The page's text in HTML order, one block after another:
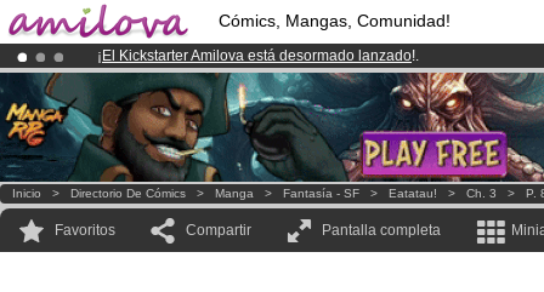
Cómics, Mangas, Comunidad!
¡ El Kickstarter Amilova está desormado lanzado!.
¡Conviertete en Premium por3.95 eurosal mes!Hazte Premium ya
¡Ya tenemos 134393miembrosy 1208 Cómics y Mangas!.
Inicio > Directorio De Cómics > Manga > Fantasía - SF > Eatatau! > Ch. 3 > P.
Favoritos Compartir Pantalla completa